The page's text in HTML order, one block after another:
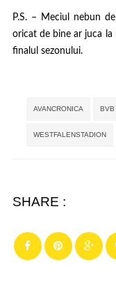
P.S. – Meciul nebun
oricat de bine ar juca
finalul sezonului.
AVANCRONICA BVB
WESTFALENSTADION
SHARE :